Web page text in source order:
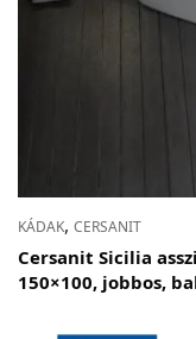
KÁDAK, CERSANIT
Cersanit Sicilia
150×100, jobbos,